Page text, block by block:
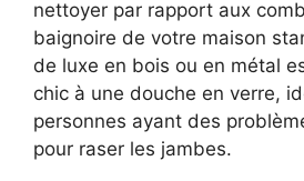
nettoyer par rapport aux
baignoire de votre maison
de luxe en bois ou en métal
chic à une douche en verre,
personnes ayant des
pour raser les jambes.